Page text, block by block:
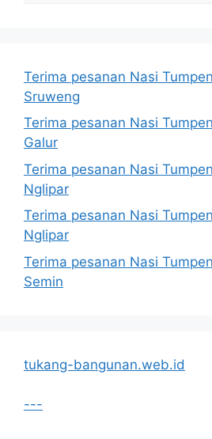
Terima pesanan Nasi
Sruweng
Terima pesanan Nasi
Galur
Terima pesanan Nasi
Nglipar
Terima pesanan Nasi
Nglipar
Terima pesanan Nasi
Semin
tukang-bangunan.web.id
---